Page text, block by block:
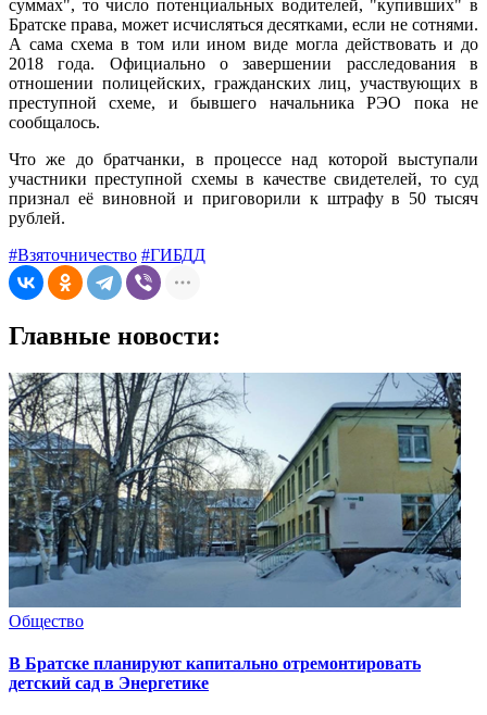
суммах", то число потенциальных водителей, "купивших" в
Братске права, может исчисляться десятками, если не сотнями.
А сама схема в том или ином виде могла действовать и до
2018 года. Официально о завершении расследования в
отношении полицейских, гражданских лиц, участвующих в
преступной схеме, и бывшего начальника РЭО пока не
сообщалось.
Что же до братчанки, в процессе над которой выступали
участники преступной схемы в качестве свидетелей, то суд
признал её виновной и приговорили к штрафу в 50 тысяч
рублей.
#Взяточничество #ГИБДД
Главные новости:
Общество
В Братске планируют капитально отремонтировать
детский сад в Энергетике